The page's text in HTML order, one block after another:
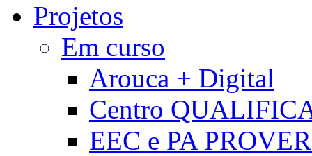
Projetos
Em curso
Arouca + Digital
Centro
EEC e PA